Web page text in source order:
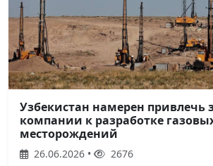
Узбекистан намерен привлечь
компании к разработке
месторождений
26.06.2026 • 2676